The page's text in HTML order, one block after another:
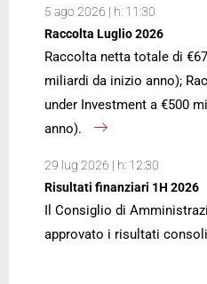
5 ago 2026 | h: 11:30
Raccolta Luglio 2026
Raccolta netta totale di
miliardi da inizio anno);
under Investment a €500
anno).
29 lug 2026 | h: 12:30
Risultati finanziari 1H 2026
Il Consiglio di
approvato i risultati